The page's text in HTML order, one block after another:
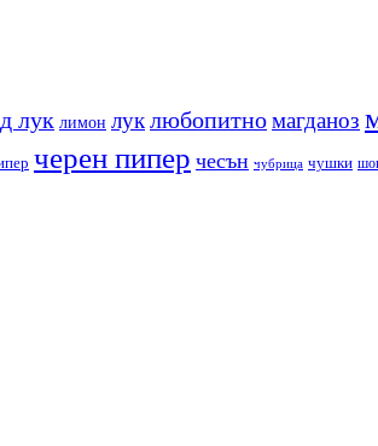
лук лимон луклюбопитномагданоз
черен пипер чесън чубрица чушки